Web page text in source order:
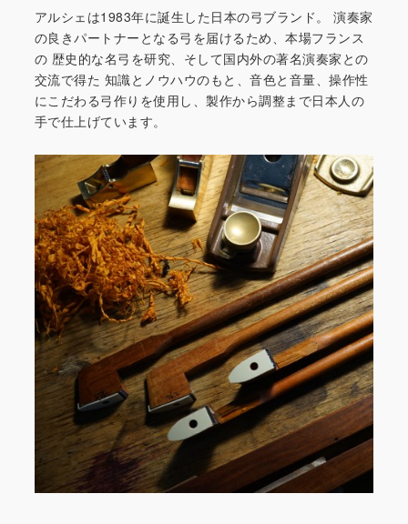
アルシェは1983年に誕生した日本の弓ブランド。
演奏家
の良きパートナーとなる弓を届けるため、本場フランス
の 歴史的な名弓を研究、そして国内外の著名演奏家との
交流で得た 知識とノウハウのもと、音色と音量、操作性
にこだわる弓作りを使用し、製作から調整まで日本人の
手で仕上げています。